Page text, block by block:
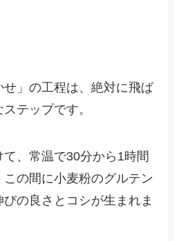
」の工程は、絶対に飛ば
テップです。
、常温で30分から1時間
の間に小麦粉のグルテン
の良さとコシが生まれま